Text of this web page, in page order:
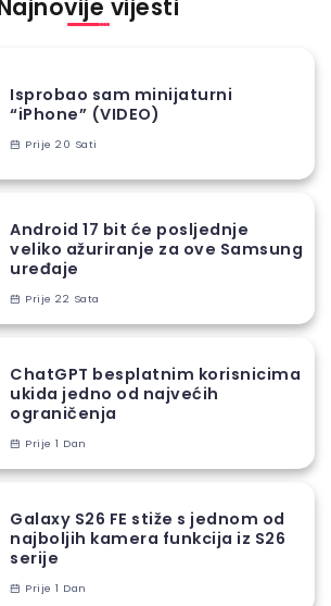
Najnovije vijesti
Isprobao sam minijaturni
“iPhone” (VIDEO)
Prije 20 Sati
Android 17 bit će posljednje
veliko ažuriranje za ove Samsung
uređaje
Prije 22 Sata
ChatGPT besplatnim korisnicima
ukida jedno od najvećih
ograničenja
Prije 1 Dan
Galaxy S26 FE stiže s jednom od
najboljih kamera funkcija iz S26
serije
Prije 1 Dan